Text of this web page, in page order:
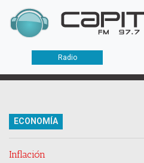
Radio
ECONOMÍA
Inflación